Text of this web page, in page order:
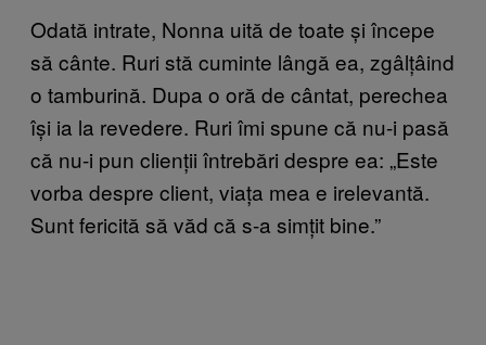
Odată intrate, Nonna uită de toate și începe
să cânte. Ruri stă cuminte lângă ea, zgâlțâind
o tamburină. Dupa o oră de cântat, perechea
își ia la revedere. Ruri îmi spune că nu-i pasă
că nu-i pun clienții întrebări despre ea: „Este
vorba despre client, viața mea e irelevantă.
Sunt fericită să văd că s-a simțit bine.”